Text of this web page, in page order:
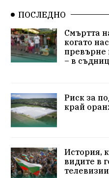
ПОСЛЕДНО
Смъртта
когато
превърне
– в
Риск за
край
История,
видите в
телевизии